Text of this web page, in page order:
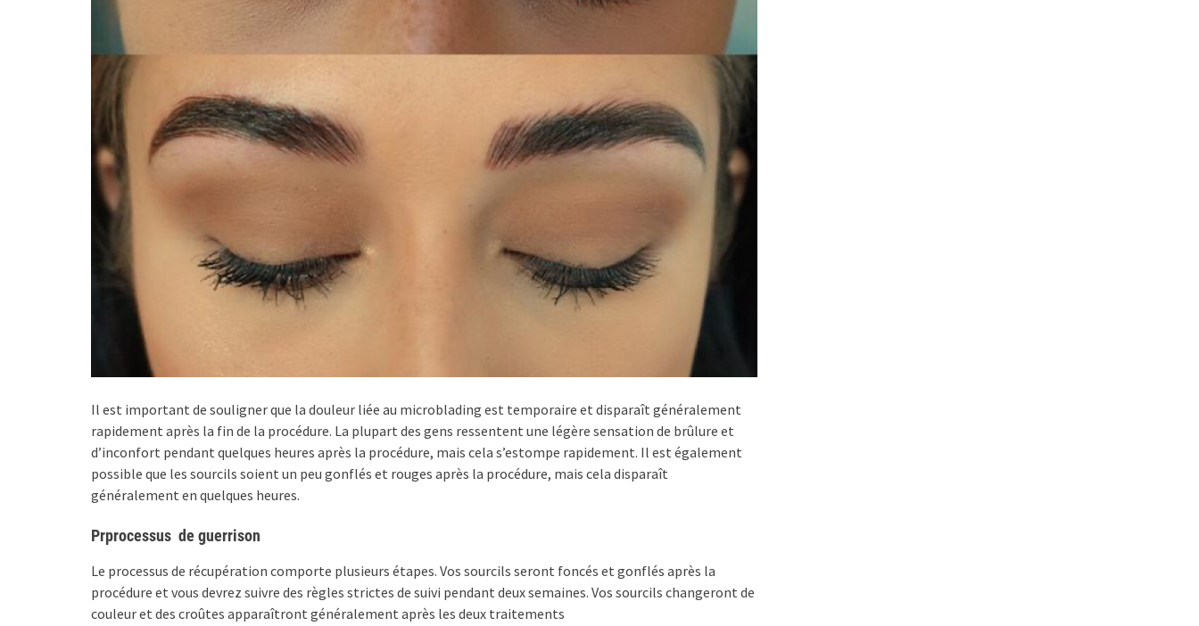
Il est important de souligner que la douleur liée au microblading est temporaire et disparaît généralement
rapidement après la fin de la procédure. La plupart des gens ressentent une légère sensation de brûlure et
d’inconfort pendant quelques heures après la procédure, mais cela s’estompe rapidement. Il est également
possible que les sourcils soient un peu gonflés et rouges après la procédure, mais cela disparaît
généralement en quelques heures.
Prprocessus de guerrison
Le processus de récupération comporte plusieurs étapes. Vos sourcils seront foncés et gonflés après la
procédure et vous devrez suivre des règles strictes de suivi pendant deux semaines. Vos sourcils changeront de
couleur et des croûtes apparaîtront généralement après les deux traitements